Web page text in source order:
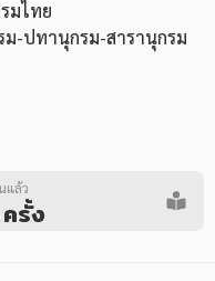
หนังสือเช่า
มไทย
-ปทานุกรม-สารานุกรม
แล้ว
รั้ง